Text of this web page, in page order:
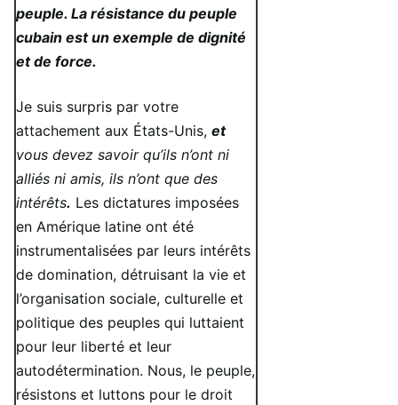
peuple. La résistance du peuple
cubain est un exemple de dignité
et de force.
Je suis surpris par votre
attachement aux États-Unis, et
vous devez savoir qu’ils n’ont ni
alliés ni amis, ils n’ont que des
intérêts. Les dictatures imposées
en Amérique latine ont été
instrumentalisées par leurs intérêts
de domination, détruisant la vie et
l’organisation sociale, culturelle et
politique des peuples qui luttaient
pour leur liberté et leur
autodétermination. Nous, le peuple,
résistons et luttons pour le droit